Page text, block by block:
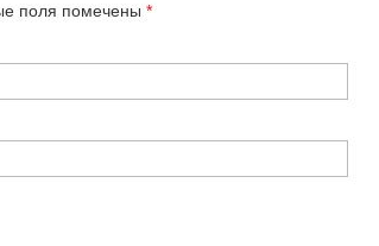
поля помечены *